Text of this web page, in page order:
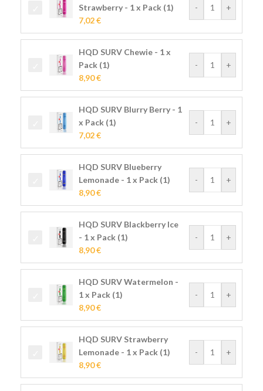
Strawberry - 1 x Pack (1)
7,02€
- +
HQD SURV Chewie - 1 x
Pack (1)
8,90€
- +
HQD SURV Blurry Berry - 1
x Pack (1)
7,02€
- +
HQD SURV Blueberry
Lemonade - 1 x Pack (1)
8,90€
- +
HQD SURV Blackberry Ice
- 1 x Pack (1)
8,90€
- +
HQD SURV Watermelon -
1 x Pack (1)
8,90€
- +
HQD SURV Strawberry
Lemonade - 1 x Pack (1)
8,90€
- +